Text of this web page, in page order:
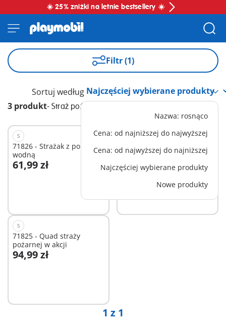
☀️ 25% zniżki na letnie bestsellery ☀️
Filtr (1)
3 produkt- Straż pożarna
Sortuj według
Nazwa: rosnąco
Cena: od najniższej do najwyższej
Cena: od najwyższej do najniższej
Najczęściej wybierane produkty
Nowe produkty
S
71826 - Strażak z pompą
wodną
61,99 zł
Dodaj do koszyka
M
71824 - Wóz strażacki
164,99 zł
Dodaj do koszyka
S
71825 - Quad straży
pożarnej w akcji
94,99 zł
Dodaj do koszyka
1 z 1